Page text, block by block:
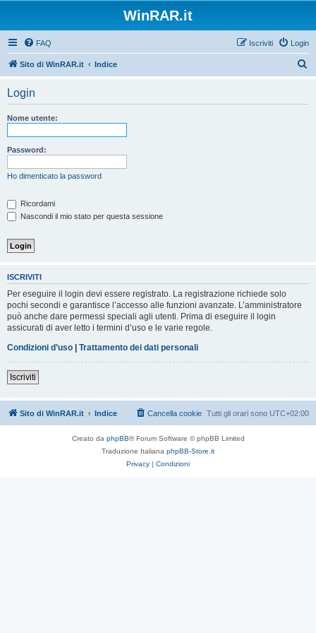
WinRAR.it
FAQ Login
Iscriviti
Sito di WinRAR.it Indice
Login
Nome utente:
Password:
Ho dimenticato la password
Ricordami
Nascondi il mio stato per questa sessione
ISCRIVITI
Per eseguire il login devi essere registrato. La registrazione richiede solo
pochi secondi e garantisce l’accesso alle funzioni avanzate. L’amministratore
può anche dare permessi speciali agli utenti. Prima di eseguire il login
assicurati di aver letto i termini d’uso e le varie regole.
Condizioni d’uso | Trattamento dei dati personali
Iscriviti
Sito di WinRAR.it Indice Tutti gli orari sono UTC+02:00
Cancella cookie
Creato da phpBB® Forum Software © phpBB Limited
Traduzione Italiana phpBB-Store.it
Privacy | Condizioni